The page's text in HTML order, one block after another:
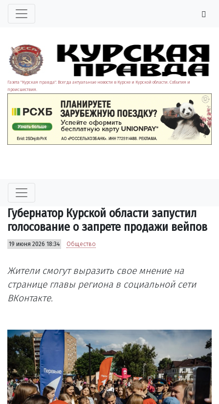
Газета "Курская правда". Всегда актуальные новости в Курске и Курской области. События и
происшествия.
Губернатор Курской области запустил
голосование о запрете продажи вейпов
19 июня 2026 18:34 Общество
Жители смогут выразить свое мнение на
странице главы региона в социальной сети
ВКонтакте.